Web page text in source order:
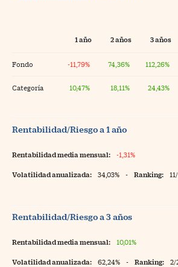
1 año 2 años 3 años
Fondo -11,79% 74,36% 112,26%
Categoría 10,47% 18,11% 24,43%
Rentabilidad/Riesgo a 1 año
Rentabilidad media mensual: -1,31%
Volatilidad anualizada: 34,03% - Ranking:
Rentabilidad/Riesgo a 3 años
Rentabilidad media mensual: 10,01%
Volatilidad anualizada: 62,24% - Ranking: 2/